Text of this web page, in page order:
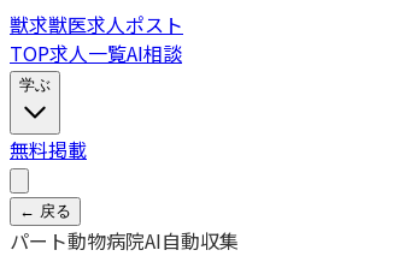
獣求獣医求人ポスト
TOP求人一覧AI相談
学ぶ
無料掲載
← 戻る
パート動物病院AI自動収集